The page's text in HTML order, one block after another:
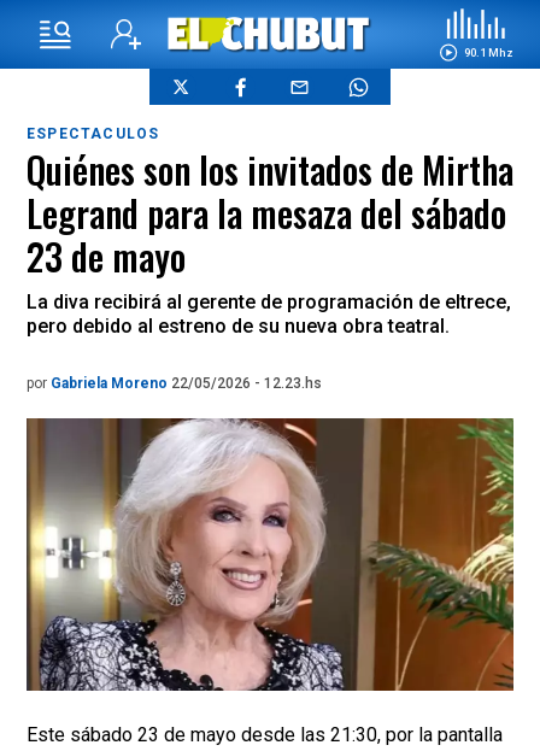
90.1 Mhz
ESPECTACULOS
Quiénes son los invitados de Mirtha
Legrand para la mesaza del sábado
23 de mayo
La diva recibirá al gerente de programación de eltrece,
pero debido al estreno de su nueva obra teatral.
por Gabriela Moreno 22/05/2026 - 12.23.hs
Este sábado 23 de mayo desde las 21:30, por la pantalla